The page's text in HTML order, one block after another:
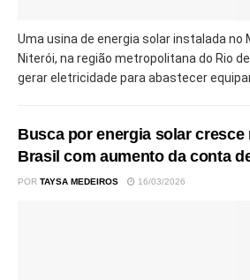
Uma usina de energia solar instalada no
Niterói, na região metropolitana do Rio
gerar eletricidade para abastecer
Busca por energia solar cresce
Brasil com aumento da conta
POR TAYSA MEDEIROS 16/03/2026